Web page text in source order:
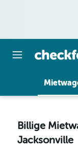
Billige
Jacksonville